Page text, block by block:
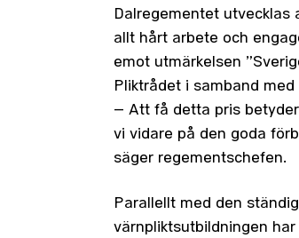
Dalregementet utvecklas
allt hårt arbete och
emot utmärkelsen
Pliktrådet i samband
– Att få detta pris
vi vidare på den goda
säger regementschefen.
Parallellt med den
värnpliktsutbildningen